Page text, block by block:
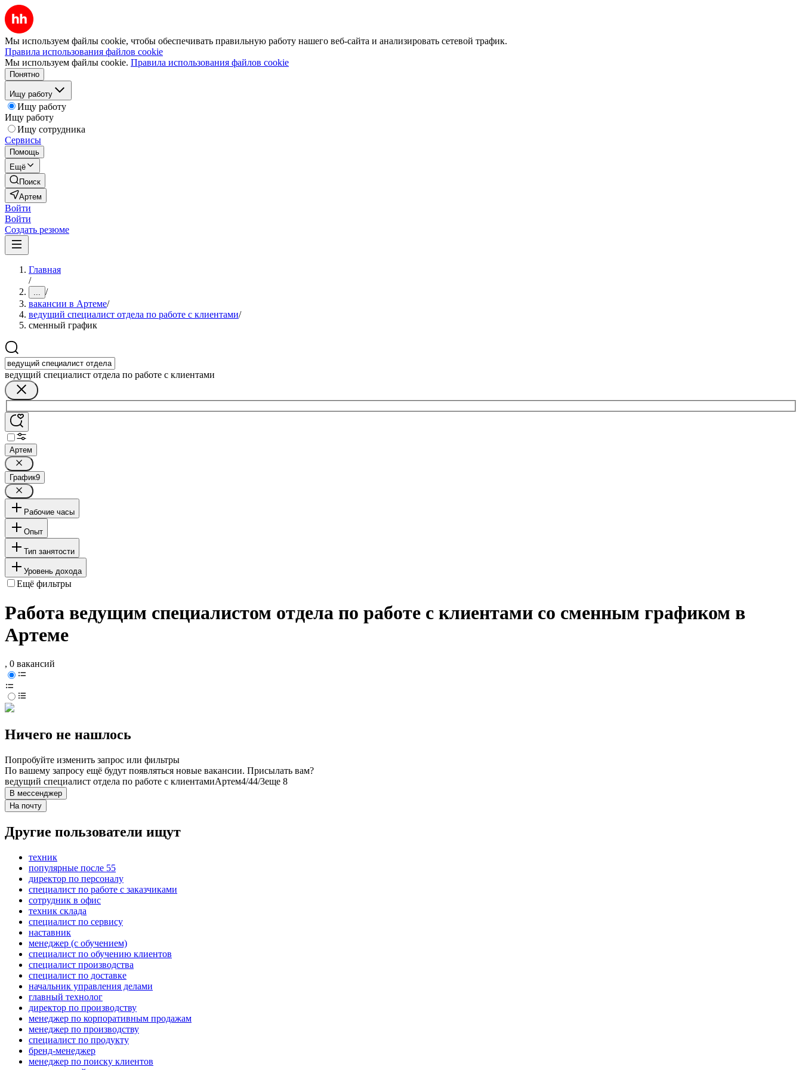
Мы используем файлы cookie, чтобы обеспечивать правильную работу нашего веб-сайта и анализировать сетевой трафик.
Правила использования файлов cookie
Мы используем файлы cookie. Правила использования файлов cookie
Понятно
Ищу работу
Ищу работу
Ищу работу
Ищу сотрудника
Сервисы
Помощь
Ещё
Поиск
Артем
Войти
Войти
Создать резюме
Главная
/
... /
вакансии в Артеме/
ведущий специалист отдела по работе с клиентами/
сменный график
ведущий специалист отдела по работе с клиентами
Артем
График9
Рабочие часы
Опыт
Тип занятости
Уровень дохода
Ещё фильтры
Работа ведущим специалистом отдела по работе с клиентами со сменным графиком в
Артеме
, 0 вакансий
Ничего не нашлось
Попробуйте изменить запрос или фильтры
По вашему запросу ещё будут появляться новые вакансии. Присылать вам?
ведущий специалист отдела по работе с клиентамиАртем4/44/3еще 8
В мессенджер
На почту
Другие пользователи ищут
техник
популярные после 55
директор по персоналу
специалист по работе с заказчиками
сотрудник в офис
техник склада
специалист по сервису
наставник
менеджер (с обучением)
специалист по обучению клиентов
специалист производства
специалист по доставке
начальник управления делами
главный технолог
директор по производству
менеджер по корпоративным продажам
менеджер по производству
специалист по продукту
бренд-менеджер
менеджер по поиску клиентов